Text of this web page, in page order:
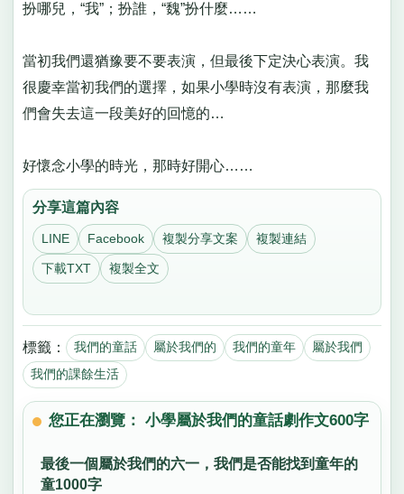
扮哪兒，“我”；扮誰，“魏”扮什麼……
當初我們還猶豫要不要表演，但最後下定決心表演。我
很慶幸當初我們的選擇，如果小學時沒有表演，那麼我
們會失去這一段美好的回憶的…
好懷念小學的時光，那時好開心……
分享這篇內容
LINE Facebook 複製分享文案 複製連結
下載TXT 複製全文
標籤： 我們的童話 屬於我們的 我們的童年
屬於我們
我們的課餘生活
您正在瀏覽： 小學屬於我們的童話劇作文600字
最後一個屬於我們的六一，我們是否能找到童年的
童1000字